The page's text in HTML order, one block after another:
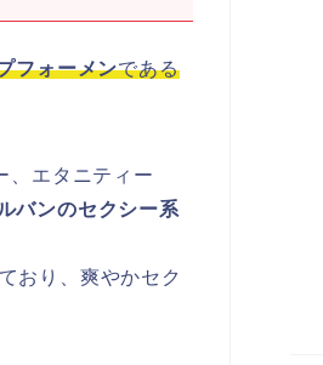
フォーメンである
、エタニティー
バンのセクシー系
おり、爽やかセク